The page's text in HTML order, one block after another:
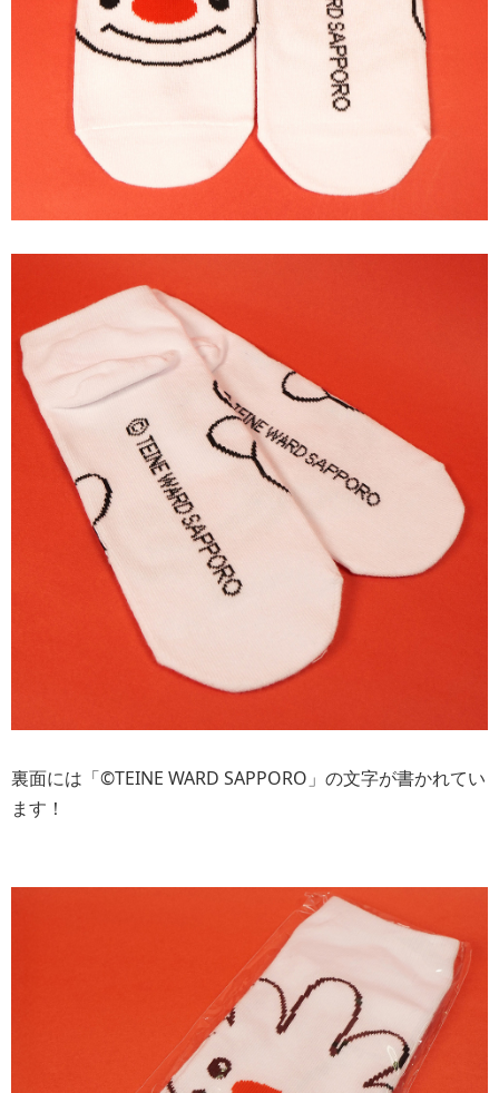
裏面には「©TEINE WARD SAPPORO」の文字が書かれてい
ます！